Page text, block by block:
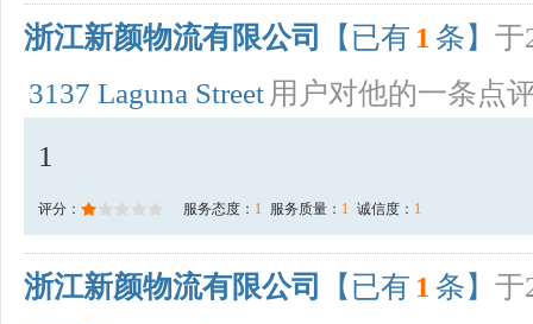
浙江新颜物流有限公司 【已有 1 条】 于
3137 Laguna Street 用户对他的一条点
1
评分： 服务态度： 1 服务质量： 1 诚信度： 1
浙江新颜物流有限公司 【已有 1 条】 于